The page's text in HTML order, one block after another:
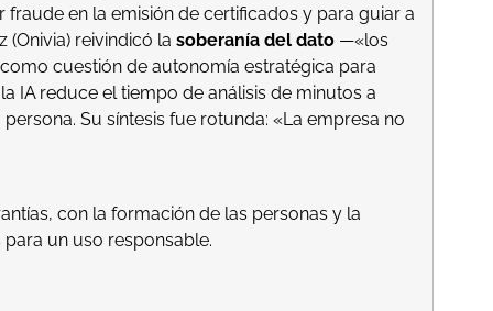
en la emisión de certificados y para guiar a
(Onivia) reivindicó la soberanía del dato—«los
cuestión de autonomía estratégica para
IA reduce el tiempo de análisis de minutos a
Su síntesis fue rotunda: «La empresa no
tiene que adaptarse a la
con la formación de las personas y la
un uso responsable.